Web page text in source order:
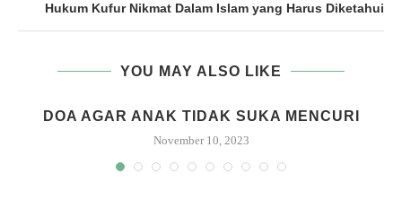
Hukum Kufur Nikmat Dalam Islam yang Harus Diketahui
YOU MAY ALSO LIKE
DOA AGAR ANAK TIDAK SUKA MENCURI
November 10, 2023